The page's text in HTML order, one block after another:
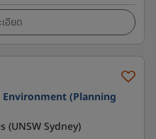
อียด
(Planning
(UNSW Sydney)